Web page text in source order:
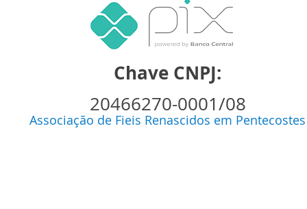
Chave CNPJ:
20466270-0001/08
Associação de Fieis Renascidos em Pentecostes